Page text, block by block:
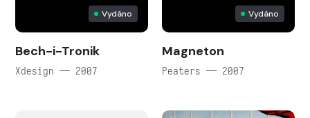
Vydáno
Bech-i-Tronik
Xdesign — 2007
Vydáno
Magneton
Peaters — 2007